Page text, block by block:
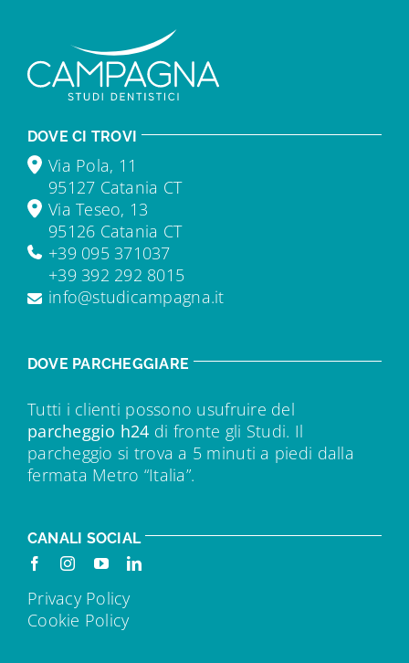
DOVE CI TROVI
Via Pola, 11
95127 Catania CT
Via Teseo, 13
95126 Catania CT
+39 095 371037
+39 392 292 8015
info@studicampagna.it
DOVE PARCHEGGIARE
Tutti i clienti possono usufruire del
parcheggio h24 di fronte gli Studi. Il
parcheggio si trova a 5 minuti a piedi dalla
fermata Metro “Italia”.
CANALI SOCIAL
Privacy Policy
Cookie Policy